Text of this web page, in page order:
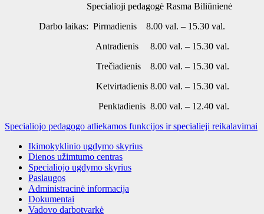
Specialioji pedagogė Rasma Biliūnienė
Darbo laikas: Pirmadienis 8.00 val. – 15.30 val.
Antradienis 8.00 val. – 15.30 val.
Trečiadienis 8.00 val. – 15.30 val.
Ketvirtadienis 8.00 val. – 15.30 val.
Penktadienis 8.00 val. – 12.40 val.
Specialiojo pedagogo atliekamos funkcijos ir specialieji reikalavimai
Ikimokyklinio ugdymo skyrius
Dienos užimtumo centras
Specialiojo ugdymo skyrius
Paslaugos
Administracinė informacija
Dokumentai
Vadovo darbotvarkė